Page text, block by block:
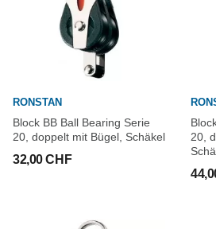
RONSTAN
Block BB Ball Bearing Serie
20, doppelt mit Bügel, Schäkel
32,00 CHF
20,